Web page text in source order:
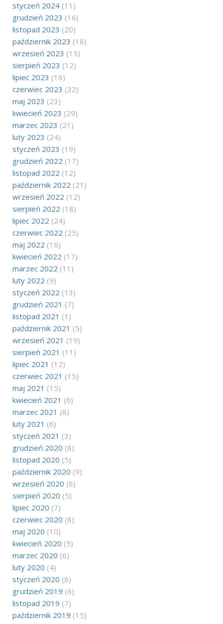
styczeń 2024 (11)
grudzień 2023 (16)
listopad 2023 (20)
październik 2023 (18)
wrzesień 2023 (15)
sierpień 2023 (12)
lipiec 2023 (16)
czerwiec 2023 (32)
maj 2023 (23)
kwiecień 2023 (29)
marzec 2023 (21)
luty 2023 (24)
styczeń 2023 (19)
grudzień 2022 (17)
listopad 2022 (12)
październik 2022 (21)
wrzesień 2022 (12)
sierpień 2022 (18)
lipiec 2022 (24)
czerwiec 2022 (25)
maj 2022 (16)
kwiecień 2022 (17)
marzec 2022 (11)
luty 2022 (9)
styczeń 2022 (13)
grudzień 2021 (7)
listopad 2021 (1)
październik 2021 (5)
wrzesień 2021 (19)
sierpień 2021 (11)
lipiec 2021 (12)
czerwiec 2021 (15)
maj 2021 (15)
kwiecień 2021 (6)
marzec 2021 (8)
luty 2021 (6)
styczeń 2021 (3)
grudzień 2020 (8)
listopad 2020 (5)
październik 2020 (9)
wrzesień 2020 (8)
sierpień 2020 (5)
lipiec 2020 (7)
czerwiec 2020 (8)
maj 2020 (10)
kwiecień 2020 (5)
marzec 2020 (6)
luty 2020 (4)
styczeń 2020 (8)
grudzień 2019 (6)
listopad 2019 (7)
październik 2019 (15)